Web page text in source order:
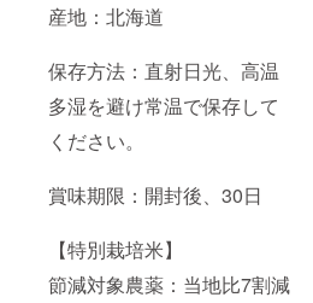
産地：北海道
保存方法：直射日光、高温
多湿を避け常温で保存して
ください。
賞味期限：開封後、30日
【特別栽培米】
節減対象農薬：当地比7割減